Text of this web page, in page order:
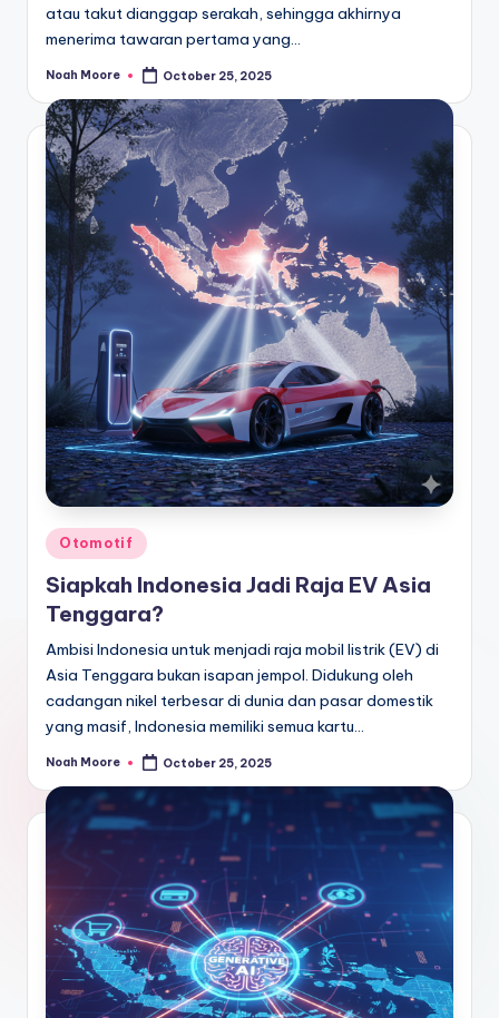
atau takut dianggap serakah, sehingga akhirnya
menerima tawaran pertama yang…
Posted
Noah Moore October 25, 2025
Posted
in
Otomotif
Siapkah Indonesia Jadi Raja EV Asia
Tenggara?
Ambisi Indonesia untuk menjadi raja mobil listrik (EV) di
Asia Tenggara bukan isapan jempol. Didukung oleh
cadangan nikel terbesar di dunia dan pasar domestik
yang masif, Indonesia memiliki semua kartu…
Posted
Noah Moore October 25, 2025